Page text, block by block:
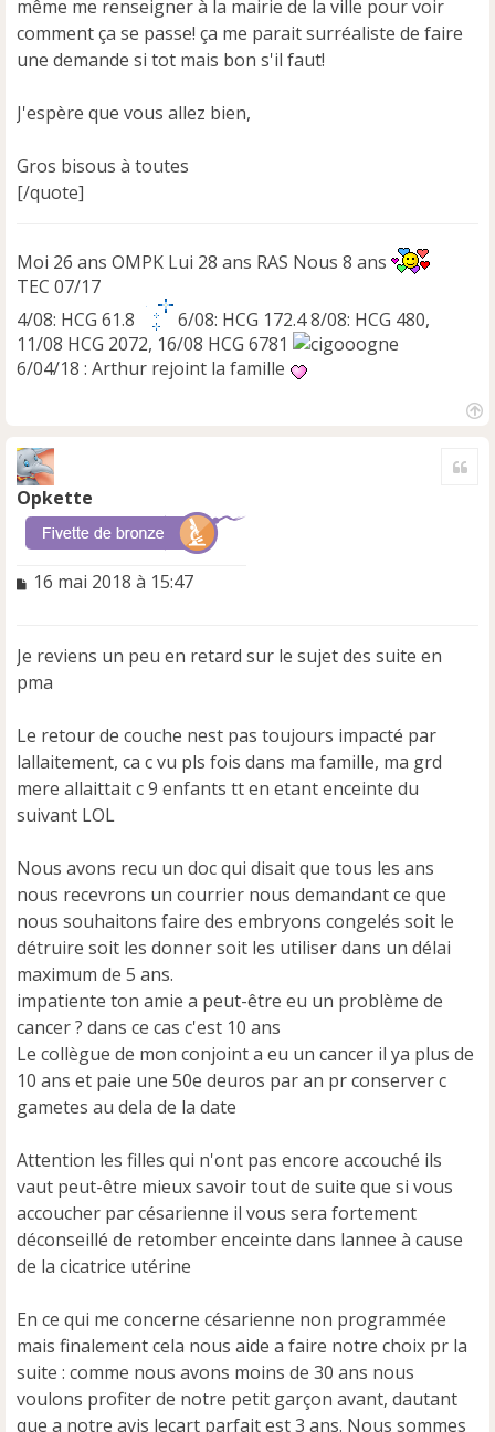
même me renseigner à la mairie de la ville pour voir
comment ça se passe! ça me parait surréaliste de faire
une demande si tot mais bon s'il faut!
J'espère que vous allez bien,
Gros bisous à toutes
[/quote]
Moi 26 ans OMPK Lui 28 ans RAS Nous 8 ans
TEC 07/17
4/08: HCG 61.8
6/08: HCG 172.4 8/08: HCG 480,
11/08 HCG 2072, 16/08 HCG 6781
6/04/18 : Arthur rejoint la famille
Opkette
M
a
g
n
o
n
l
u
16 mai 2018 à 15:47
Je reviens un peu en retard sur le sujet des suite en
pma
Le retour de couche nest pas toujours impacté par
lallaitement, ca c vu pls fois dans ma famille, ma grd
mere allaittait c 9 enfants tt en etant enceinte du
suivant LOL
Nous avons recu un doc qui disait que tous les ans
nous recevrons un courrier nous demandant ce que
nous souhaitons faire des embryons congelés soit le
détruire soit les donner soit les utiliser dans un délai
maximum de 5 ans.
impatiente ton amie a peut-être eu un problème de
cancer ? dans ce cas c'est 10 ans
Le collègue de mon conjoint a eu un cancer il ya plus de
10 ans et paie une 50e deuros par an pr conserver c
gametes au dela de la date
Attention les filles qui n'ont pas encore accouché ils
vaut peut-être mieux savoir tout de suite que si vous
accoucher par césarienne il vous sera fortement
déconseillé de retomber enceinte dans lannee à cause
de la cicatrice utérine
En ce qui me concerne césarienne non programmée
mais finalement cela nous aide a faire notre choix pr la
suite : comme nous avons moins de 30 ans nous
voulons profiter de notre petit garçon avant, dautant
que a notre avis lecart parfait est 3 ans. Nous sommes